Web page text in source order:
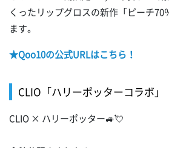
くったリップグロスの新作「ピーチ
ます。
★Qoo10の公式URLはこちら！
CLIO「ハリーポッターコラボ」
CLIO × ハリーポッター🚙💘